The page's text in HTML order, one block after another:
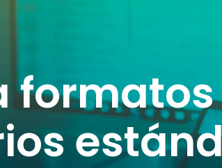
formatos